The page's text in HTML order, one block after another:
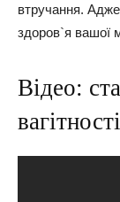
втручання.
здоров`я вашої
Відео:
вагітності